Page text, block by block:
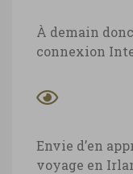
À demain
connexion
Envie d’en
voyage en